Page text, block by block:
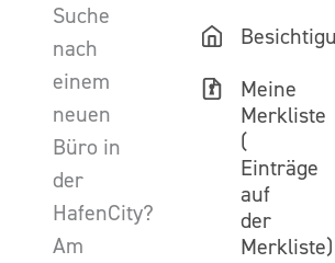
Suche
nach
einem
neuen
Büro in
der
HafenCity?
Am
Meine
Merkliste
(
Einträge
auf
der
Merkliste)